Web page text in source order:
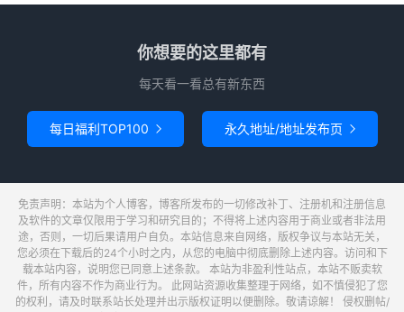
你想要的这里都有
每天看一看总有新东西
每日福利TOP100  永久地址/地址发布页 
免责声明：本站为个人博客，博客所发布的一切修改补丁、注册机和注册信息
及软件的文章仅限用于学习和研究目的；不得将上述内容用于商业或者非法用
途，否则，一切后果请用户自负。本站信息来自网络，版权争议与本站无关，
您必须在下载后的24个小时之内，从您的电脑中彻底删除上述内容。访问和下
载本站内容，说明您已同意上述条款。 本站为非盈利性站点，本站不贩卖软
件，所有内容不作为商业行为。 此网站资源收集整理于网络，如不慎侵犯了您
的权利，请及时联系站长处理并出示版权证明以便删除。敬请谅解！ 侵权删帖/